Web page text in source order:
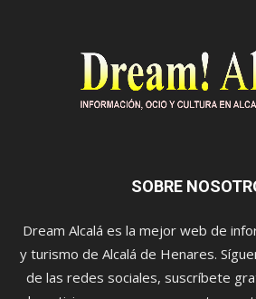
SOBRE
Dream Alcalá es la mejor web de
y turismo de Alcalá de Henares.
de las redes sociales, suscríbete